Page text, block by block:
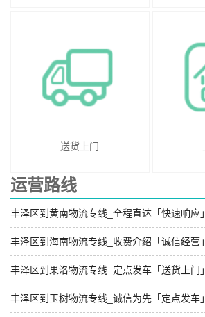
送货上门
运营路线
丰泽区到黄南物流专线_全程直达「快速响应」
丰泽区到海南物流专线_收费介绍「诚信经营」
丰泽区到果洛物流专线_定点发车「送货上门」
丰泽区到玉树物流专线_诚信为先「定点发车」